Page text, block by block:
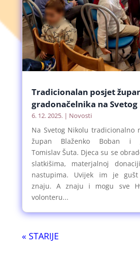
Tradicionalan posjet
gradonačelnika na
6. 12. 2025.| Novosti
Na Svetog Nikolu tradicionalno
župan Blaženko Boban i
Tomislav Šuta. Djeca su se
slatkišima, materjalnoj
nastupima. Uvijek im je
znaju. A znaju i mogu sve
volonteru...
« Older Entries